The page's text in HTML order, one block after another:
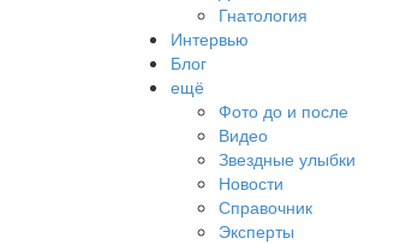
Гнатология
Интервью
Блог
ещё
Фото до и после
Видео
Звездные улыбки
Новости
Справочник
Эксперты